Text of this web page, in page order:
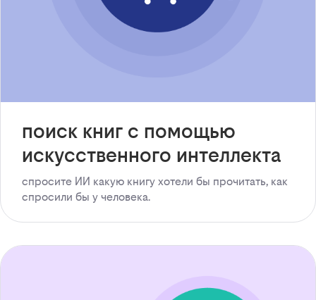
поиск книг с помощью
искусственного интеллекта
спросите ИИ какую книгу хотели бы прочитать, как
спросили бы у человека.